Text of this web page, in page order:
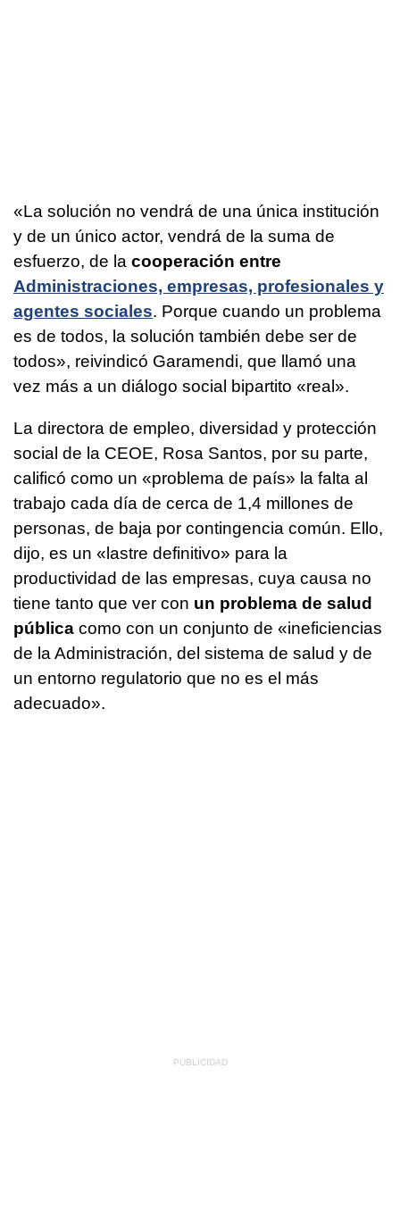
«La solución no vendrá de una única institución
y de un único actor, vendrá de la suma de
esfuerzo, de la cooperación entre
Administraciones, empresas, profesionales y
agentes sociales. Porque cuando un problema
es de todos, la solución también debe ser de
todos», reivindicó Garamendi, que llamó una
vez más a un diálogo social bipartito «real».
La directora de empleo, diversidad y protección
social de la CEOE, Rosa Santos, por su parte,
calificó como un «problema de país» la falta al
trabajo cada día de cerca de 1,4 millones de
personas, de baja por contingencia común. Ello,
dijo, es un «lastre definitivo» para la
productividad de las empresas, cuya causa no
tiene tanto que ver con un problema de salud
pública como con un conjunto de «ineficiencias
de la Administración, del sistema de salud y de
un entorno regulatorio que no es el más
adecuado».